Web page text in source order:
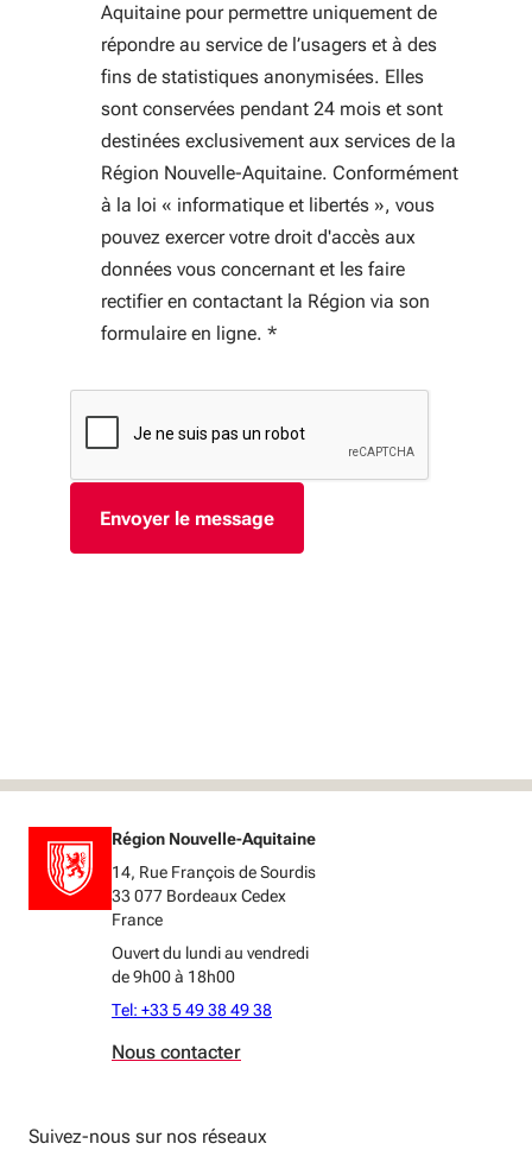
Aquitaine pour permettre uniquement de
répondre au service de l’usagers et à des
fins de statistiques anonymisées. Elles
sont conservées pendant 24 mois et sont
destinées exclusivement aux services de la
Région Nouvelle-Aquitaine. Conformément
à la loi « informatique et libertés », vous
pouvez exercer votre droit d'accès aux
données vous concernant et les faire
rectifier en contactant la Région via son
formulaire en ligne. *
Région Nouvelle-Aquitaine
14, Rue François de Sourdis
33 077 Bordeaux Cedex
France
Ouvert du lundi au vendredi
de 9h00 à 18h00
Tel: +33 5 49 38 49 38
Nous contacter
Suivez-nous sur nos réseaux